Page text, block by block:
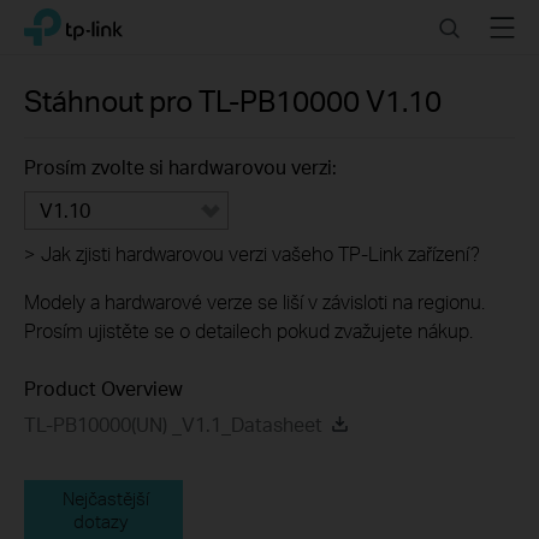
Click
navigation
TP-Link, Reliably Smart SearchMenu
Stáhnout proTL-PB10000 V1.10
Prosím zvolte si hardwarovou verzi:
V1.10
> Jak zjisti hardwarovou verzi vašeho TP-Link zařízení?
Modely a hardwarové verze se liší v závisloti na regionu.
Prosím ujistěte se o detailech pokud zvažujete nákup.
Product Overview
TL-PB10000(UN) _V1.1_Datasheet
Nejčastější
dotazy